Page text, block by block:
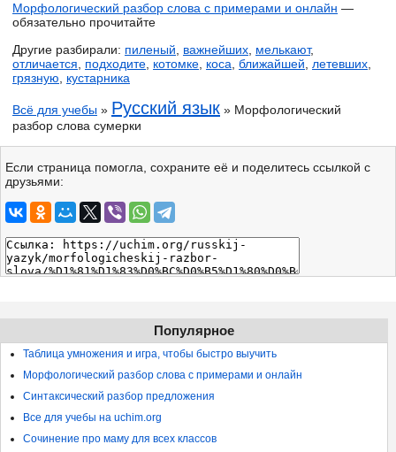
Морфологический разбор слова с примерами и онлайн —
обязательно прочитайте
Другие разбирали: пиленый важнейших мелькают,
отличается
подходите котомке коса ближайшей летевших
грязную
кустарника
Всё для учебы » Русский язык » Морфологический
разбор слова сумерки
Если страница помогла, сохраните её и поделитесь ссылкой с
друзьями:
Популярное
Таблица умножения и игра, чтобы быстро выучить
Морфологический разбор слова с примерами и онлайн
Синтаксический разбор предложения
Все для учебы на uchim.org
Сочинение про маму для всех классов